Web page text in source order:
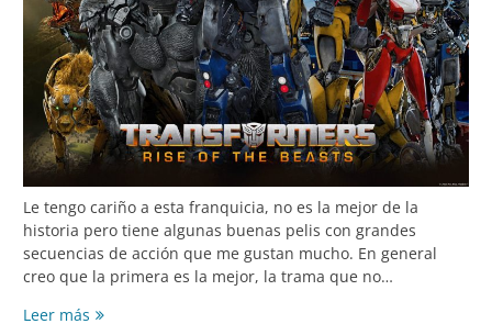
Le tengo cariño a esta franquicia, no es la mejor de la
historia pero tiene algunas buenas pelis con grandes
secuencias de acción que me gustan mucho. En general
creo que la primera es la mejor, la trama que no…
Leer más Transformers: